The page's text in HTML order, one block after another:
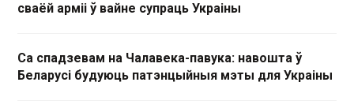
сваёй арміі ў вайне супраць Украіны
Са спадзевам на Чалавека-павука: навошта ў
Беларусі будуюць патэнцыйныя мэты для Украіны